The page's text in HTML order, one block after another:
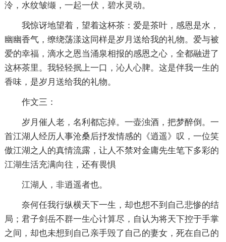
泠，水纹皱缬，一起一伏，碧水灵动。
我惊讶地望着，望着这杯茶：爱是茶叶，感恩是水，
幽幽香气，缭绕荡漾这同样是岁月送给我的礼物。爱与被
爱的幸福，滴水之恩当涌泉相报的感恩之心，全都融进了
这杯茶里。我轻轻抿上一口，沁人心脾。这是伴我一生的
香味，是岁月送给我的礼物。
作文三：
岁月催人老，名利都忘掉。一壶浊酒，把梦醉倒。一
首江湖人经历人事沧桑后抒发情感的《逍遥》叹，一位笑
傲江湖之人的真情流露，让人不禁对金庸先生笔下多彩的
江湖生活充满向往，还有畏惧
江湖人，非逍遥者也。
奈何任我行纵横天下一生，却也想不到自己悲惨的结
局；君子剑岳不群一生心计算尽，自认为将天下控于手掌
之间，却也未想到自己亲手毁了自己的妻女，死在自己的